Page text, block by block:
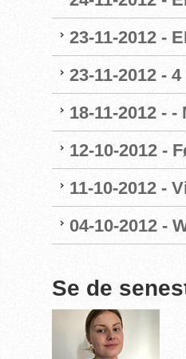
23-11-2012 -
23-11-2012 -
18-11-2012 -
12-10-2012 -
11-10-2012 -
04-10-2012 -
Se de